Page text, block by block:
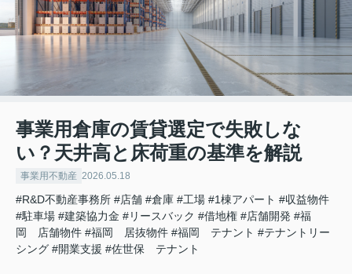
事業用倉庫の賃貸選定で失敗しな
い？天井高と床荷重の基準を解説
事業用不動産 2026.05.18
#R&D不動産事務所 #店舗 #倉庫 #工場 #1棟アパート #収益物件
#駐車場 #建築協力金 #リースバック #借地権 #店舗開発 #福
岡 店舗物件 #福岡 居抜物件 #福岡 テナント #テナントリー
シング #開業支援 #佐世保 テナント